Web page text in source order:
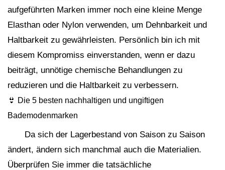
aufgeführten Marken immer noch eine kleine Menge
Elasthan oder Nylon verwenden, um Dehnbarkeit und
Haltbarkeit zu gewährleisten. Persönlich bin ich mit
diesem Kompromiss einverstanden, wenn er dazu
beiträgt, unnötige chemische Behandlungen zu
reduzieren und die Haltbarkeit zu verbessern.
👙 Die 5 besten nachhaltigen und ungiftigen
Bademodenmarken
Da sich der Lagerbestand von Saison zu Saison
ändert, ändern sich manchmal auch die Materialien.
Überprüfen Sie immer die tatsächliche